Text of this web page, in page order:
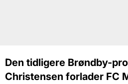
Den tidligere Brøndby-
Christensen forlader FC